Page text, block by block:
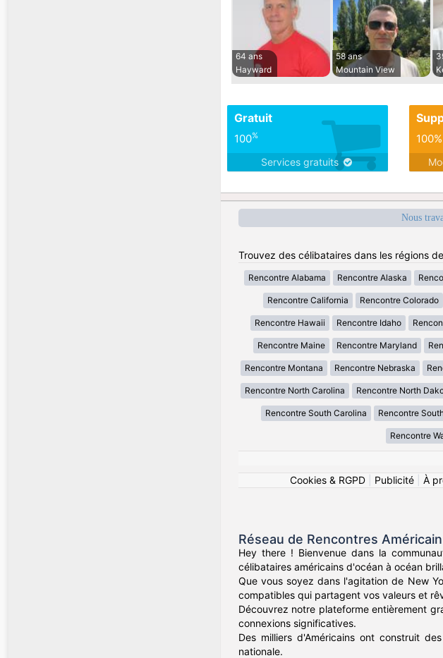
64 ans
Hayward
58 ans
Mountain View
Gratuit
100%
Services gratuits
Nous
Trouvez des célibataires dans les régions
Rencontre Alabama Rencontre Alaska
Rencontre California Rencontre Colorado
Rencontre Hawaii Rencontre Idaho
Rencontre Maine Rencontre Maryland
Rencontre Montana Rencontre Nebraska
Rencontre North Carolina Rencontre North
Rencontre South Carolina Rencontre
Rencontre
Cookies & RGPD| Publicité| À
Réseau de Rencontres
Hey there ! Bienvenue dans la
célibataires américains d'océan à océan
Que vous soyez dans l'agitation de New
compatibles qui partagent vos valeurs et
Découvrez notre plateforme entièrement
connexions significatives.
Des milliers d'Américains ont construit
nationale.